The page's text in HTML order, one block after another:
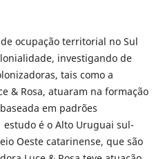
ocupação territorial no Sul
investigando de
tais como a
& Rosa, atuaram na formação
em padrões
é o Alto Uruguai sul-
Oeste catarinense, que são